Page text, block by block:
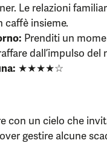
Le relazioni
caffè insieme.
Prenditi un
dall’impulso del
★★★★☆
con un cielo che
gestire alcune